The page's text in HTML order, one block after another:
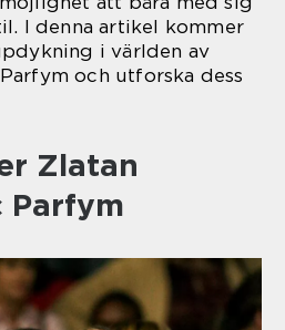
I denna artikel kommer
i världen av
och utforska dess
Zlatan
Parfym